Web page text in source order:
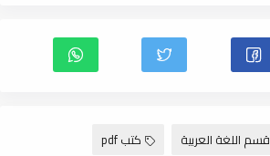
قسم اللغة العربية كتب pdf